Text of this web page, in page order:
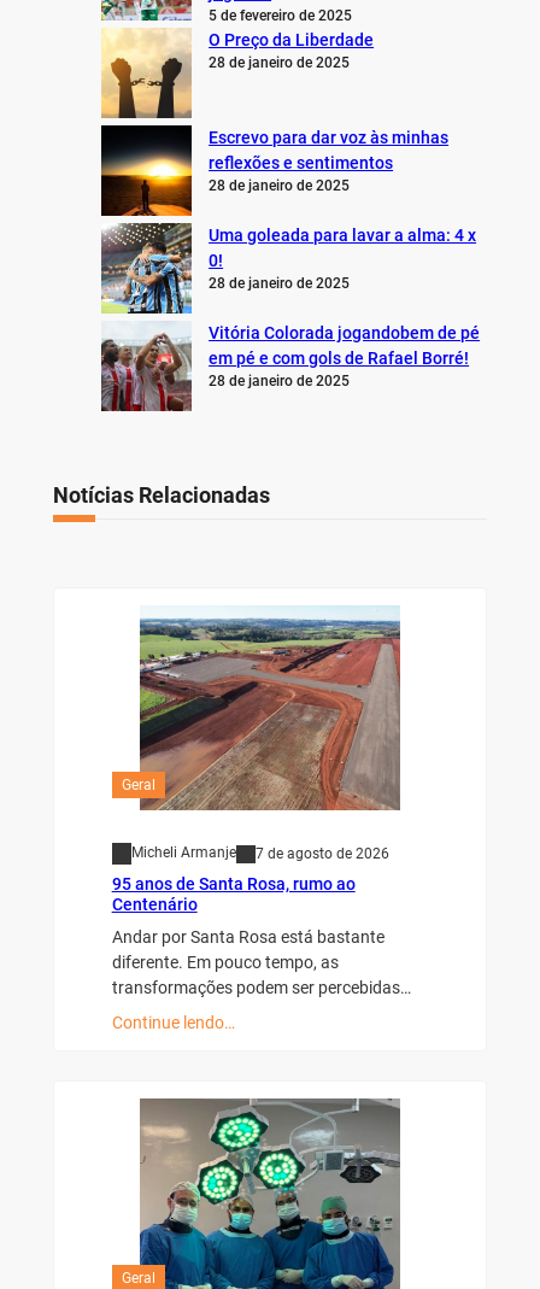
5 de fevereiro de 2025
O Preço da Liberdade
28 de janeiro de 2025
Escrevo para dar voz às minhas
reflexões e sentimentos
28 de janeiro de 2025
Uma goleada para lavar a alma: 4 x
0!
28 de janeiro de 2025
Vitória Colorada jogandobem de pé
em pé e com gols de Rafael Borré!
28 de janeiro de 2025
Notícias Relacionadas
Geral
Micheli Armanje 7 de agosto de 2026
95 anos de Santa Rosa, rumo ao
Centenário
Andar por Santa Rosa está bastante
diferente. Em pouco tempo, as
transformações podem ser percebidas…
Continue lendo…
Geral